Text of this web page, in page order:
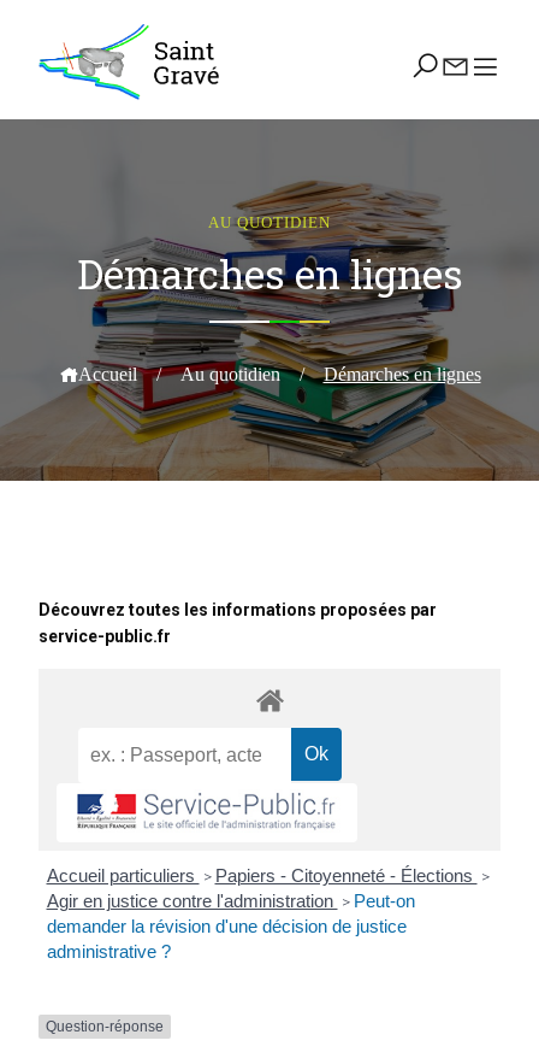
AU QUOTIDIEN
Démarches en lignes
Accueil / Au quotidien / Démarches en lignes
Découvrez toutes les informations proposées par
service-public.fr
Accueil particuliers > Papiers - Citoyenneté - Élections >
Agir en justice contre l'administration > Peut-on
demander la révision d'une décision de justice
administrative ?
Question-réponse